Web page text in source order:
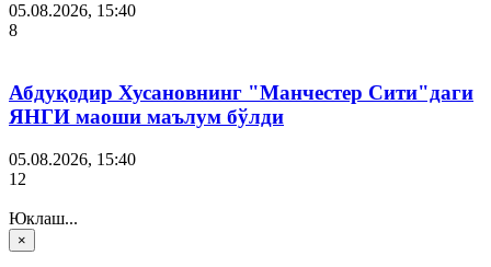
05.08.2026, 15:40
8
Абдуқодир Хусановнинг "Манчестер Сити"даги
ЯНГИ маоши маълум бўлди
05.08.2026, 15:40
12
Юклаш...
×